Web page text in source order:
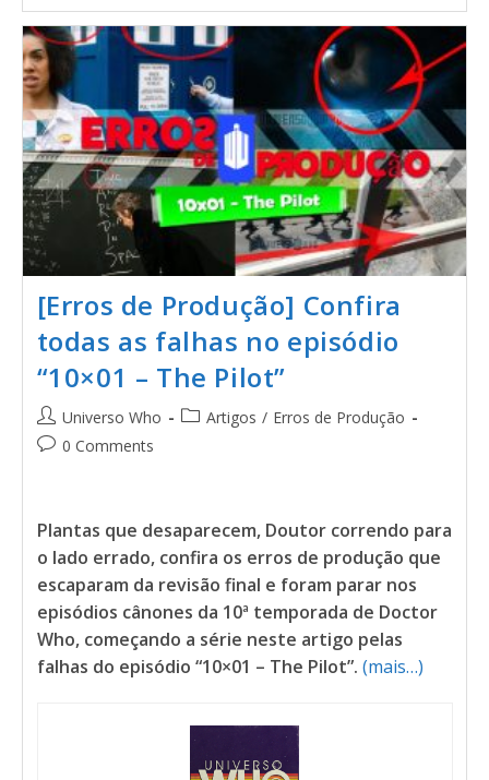
[Erros de Produção] Confira
todas as falhas no episódio
“10×01 – The Pilot”
Universo Who Artigos / Erros de Produção
0 Comments
Plantas que desaparecem, Doutor correndo para
o lado errado, confira os erros de produção que
escaparam da revisão final e foram parar nos
episódios cânones da 10ª temporada de Doctor
Who, começando a série neste artigo pelas
falhas do episódio “10×01 – The Pilot”. (mais…)